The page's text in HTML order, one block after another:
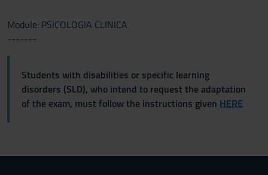
Module: PSICOLOGIA CLINICA
-------
Students with disabilities or specific learning
disorders (SLD), who intend to request the adaptation
of the exam, must follow the instructions given HERE